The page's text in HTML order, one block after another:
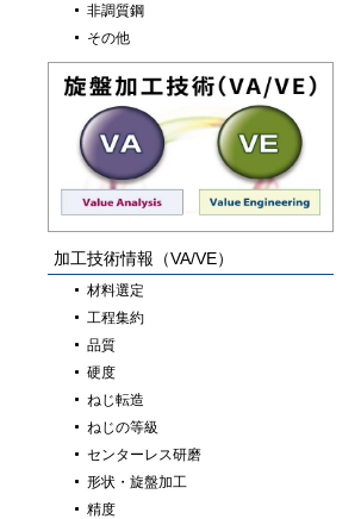
非調質鋼
その他
加工技術情報（VA/VE）
材料選定
工程集約
品質
硬度
ねじ転造
ねじの等級
センターレス研磨
形状・旋盤加工
精度